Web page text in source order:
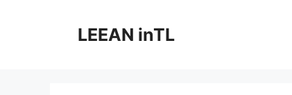
LEEAN inTL